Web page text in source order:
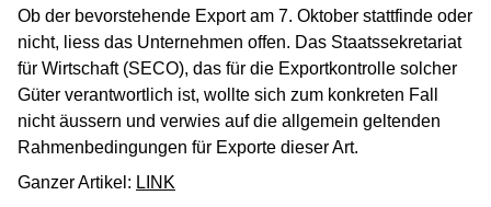
Ob der bevorstehende Export am 7. Oktober stattfinde oder
nicht, liess das Unternehmen offen. Das Staatssekretariat
für Wirtschaft (SECO), das für die Exportkontrolle solcher
Güter verantwortlich ist, wollte sich zum konkreten Fall
nicht äussern und verwies auf die allgemein geltenden
Rahmenbedingungen für Exporte dieser Art.
Ganzer Artikel: LINK